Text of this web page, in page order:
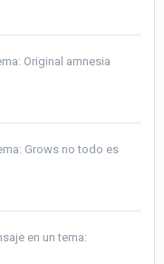
Original amnesia
Grows no todo es
en un tema: